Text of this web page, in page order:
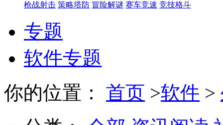
枪战射击 策略塔防 冒险解谜 赛车竞速 竞技格斗
专题
软件专题
你的位置： 首页 >软件 >